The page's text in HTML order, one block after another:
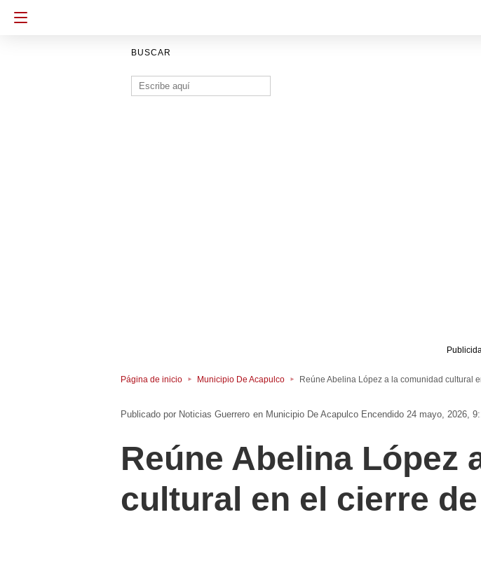
BUSCAR
Buscar:
Página de inicio Municipio De Acapulco Reúne Abelina López a la comunidad cultural
Noticias Guerrero en Municipio De Acapulco Encendido 24 mayo, 2026,
Reúne Abelina López
cultural en el cierre